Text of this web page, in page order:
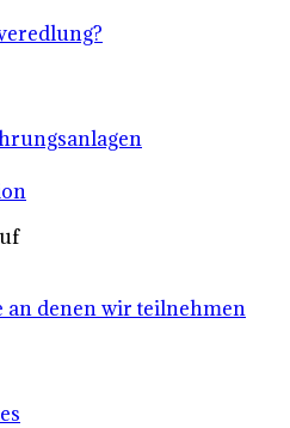
an denen wir teilnehmen